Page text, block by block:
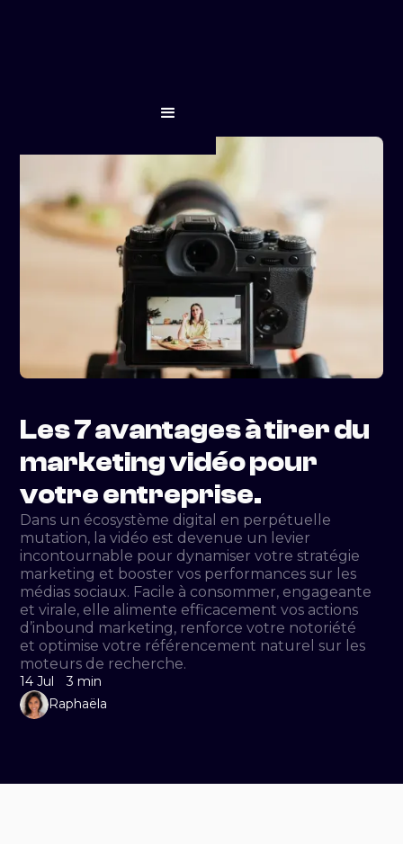
Les 7 avantages à tirer du
marketing vidéo pour
votre entreprise.
Dans un écosystème digital en perpétuelle
mutation, la vidéo est devenue un levier
incontournable pour dynamiser votre stratégie
marketing et booster vos performances sur les
médias sociaux. Facile à consommer, engageante
et virale, elle alimente efficacement vos actions
d’inbound marketing, renforce votre notoriété
et optimise votre référencement naturel sur les
moteurs de recherche.
14 Jul
3 min
Raphaëla